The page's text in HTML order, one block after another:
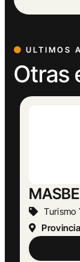
ULTIMOS
Otras